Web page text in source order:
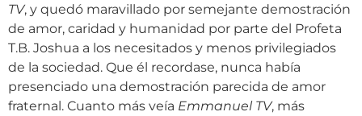
TV, y quedó maravillado por semejante demostración
de amor, caridad y humanidad por parte del Profeta
T.B. Joshua a los necesitados y menos privilegiados
de la sociedad. Que él recordase, nunca había
presenciado una demostración parecida de amor
fraternal. Cuanto más veía Emmanuel TV, más